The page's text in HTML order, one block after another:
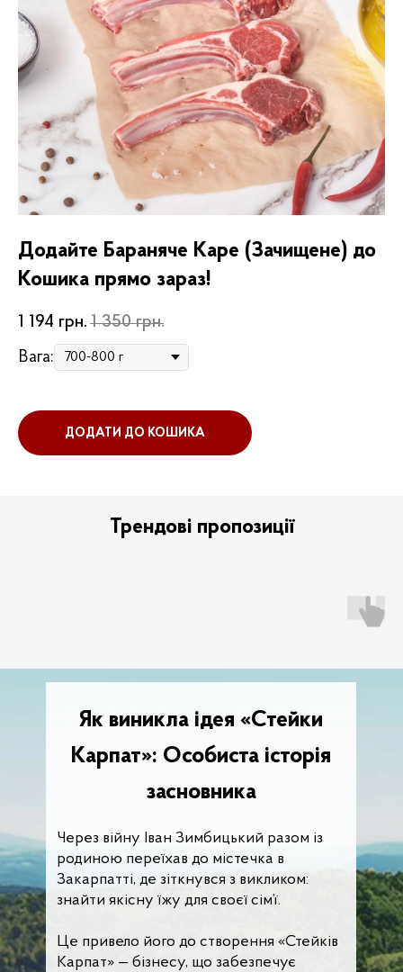
Додайте Бараняче Каре (Зачищене) до
Кошика прямо зараз!
1 194 грн. 1 350 грн.
Вага:
ДОДАТИ ДО КОШИКА
Трендові пропозиції
Через війну Іван Зимбицький разом із
родиною переїхав до містечка в
Закарпатті, де зіткнувся з викликом:
знайти якісну їжу для своєї сім’ї.
Це привело його до створення «Стейків
Карпат» — бізнесу, що забезпечує
Як виникла ідея «Стейки
Карпат»: Особиста історія
засновника